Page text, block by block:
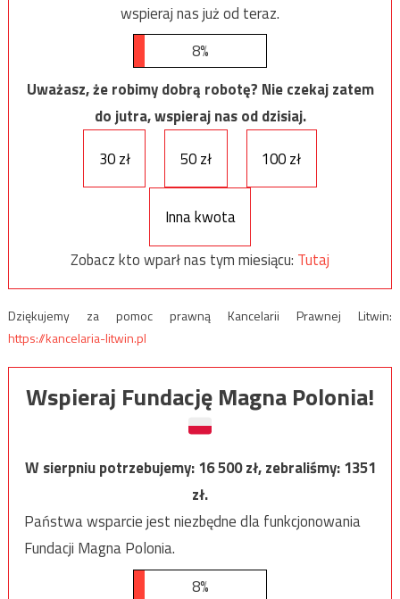
wspieraj nas już od teraz.
8%
Uważasz, że robimy dobrą robotę? Nie czekaj zatem
do jutra, wspieraj nas od dzisiaj.
30 zł
50 zł 100 zł
Inna kwota
Zobacz kto wparł nas tym miesiącu: Tutaj
Dziękujemy za pomoc prawną Kancelarii Prawnej Litwin:
https://kancelaria-litwin.pl
Wspieraj Fundację Magna Polonia!
W sierpniu potrzebujemy:16 500zł, zebraliśmy:1351
zł.
Państwa wsparcie jest niezbędne dla funkcjonowania
Fundacji Magna Polonia.
8%